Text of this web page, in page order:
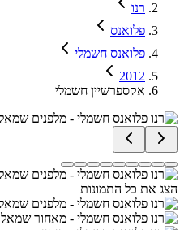
רנו
פלואנס
פלואנס חשמלי
2012
אקספרשיין חשמלי
הצג את כל התמונות